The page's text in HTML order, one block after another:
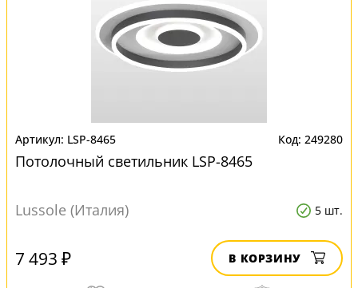
LSP-8465 249280
Потолочный светильник LSP-8465
Lussole (Италия) 5 шт.
7 493 ₽ В КОРЗИНУ